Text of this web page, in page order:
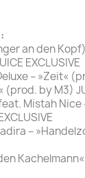
an den
EXCLUSIVE
– »Zeit«
by M3)
Mistah Nice
–